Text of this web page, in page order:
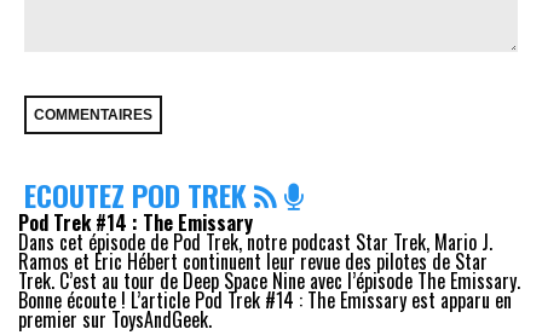
ECOUTEZ POD TREK
Pod Trek #14 : The Emissary
Dans cet épisode de Pod Trek, notre podcast Star Trek, Mario J.
Ramos et Eric Hébert continuent leur revue des pilotes de Star
Trek. C’est au tour de Deep Space Nine avec l’épisode The Emissary.
Bonne écoute ! L’article Pod Trek #14 : The Emissary est apparu en
premier sur ToysAndGeek.